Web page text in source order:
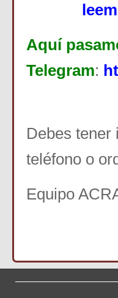
Aquí
Telegram:
Debes tener
teléfono o
Equipo